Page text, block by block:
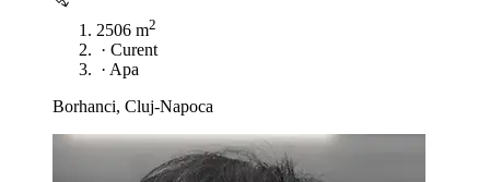
2506 m2
· Curent
· Apa
Borhanci, Cluj-Napoca